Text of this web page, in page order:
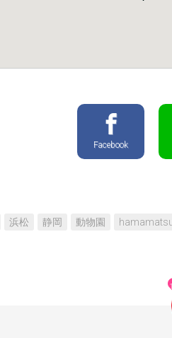
Facebook
浜松 静岡 動物園